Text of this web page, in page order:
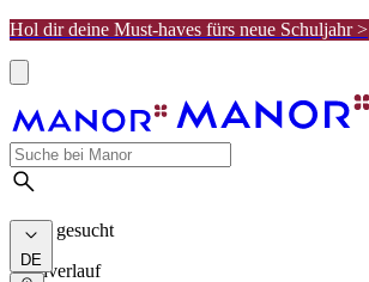
Hol dir deine Must-haves fürs neue Schuljahr >
Meist gesucht
Suchverlauf
DE